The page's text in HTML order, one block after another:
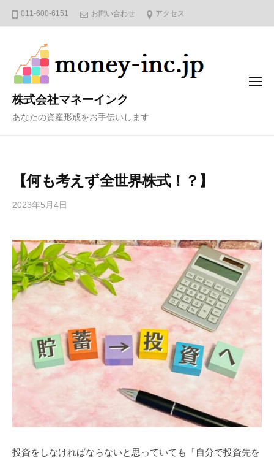
011-600-6151 お問い合わせ アクセス
株式会社マネーインク
あなたの資産形成をお手伝いします
メ
【何も考えず全世界株式！？】
2023年5月4日
6
3
f
4
投資をしなければならないと思っていても「自分で投資先を